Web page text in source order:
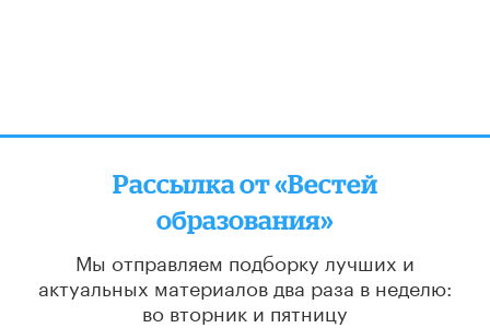
Рассылка от «Вестей
образования»
Мы отправляем подборку лучших и
актуальных материалов два раза в неделю:
во вторник и пятницу